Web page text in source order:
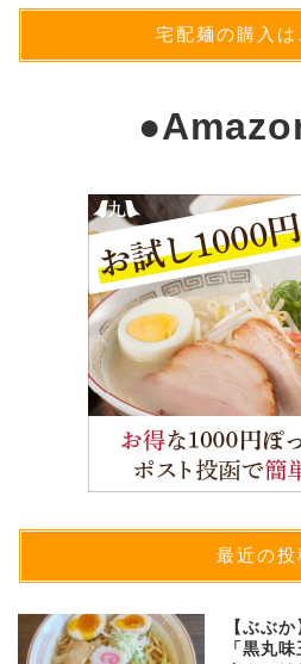
宅配麺の購入は
●
最近の投
【ぶぶ
「黒丸